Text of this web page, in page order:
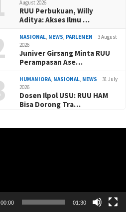
August 2026
RUU Perbukuan, Willy
Aditya: Akses Ilmu …
NASIONAL, NEWS, PARLEMEN
3 August
2026
Juniver Girsang Minta RUU
Perampasan Ase…
HUMANIORA, NASIONAL, NEWS
31 July
2026
Dosen Ilpol USU: RUU HAM
Bisa Dorong Tra…
00:00 01:30